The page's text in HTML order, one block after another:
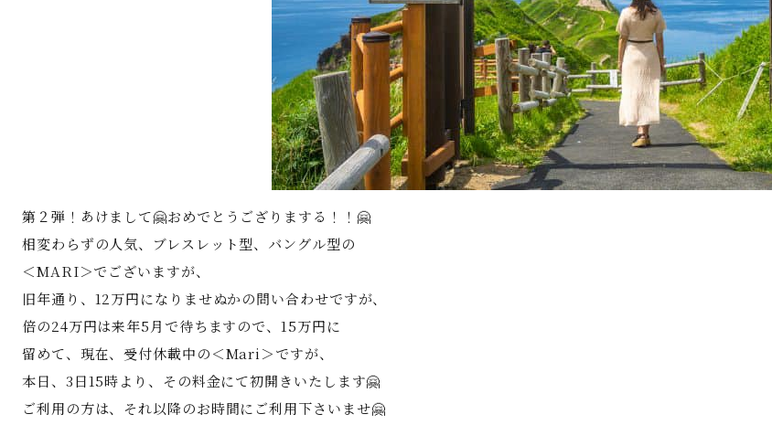
第２弾！あけまして🤗おめでとうござりまする！！🤗
相変わらずの人気、ブレスレット型、バングル型の
＜MARI＞でございますが、
旧年通り、12万円になりませぬかの問い合わせですが、
倍の24万円は来年5月で待ちますので、15万円に
留めて、現在、受付休載中の＜Mari＞ですが、
本日、3日15時より、その料金にて初開きいたします🤗
ご利用の方は、それ以降のお時間にご利用下さいませ🤗